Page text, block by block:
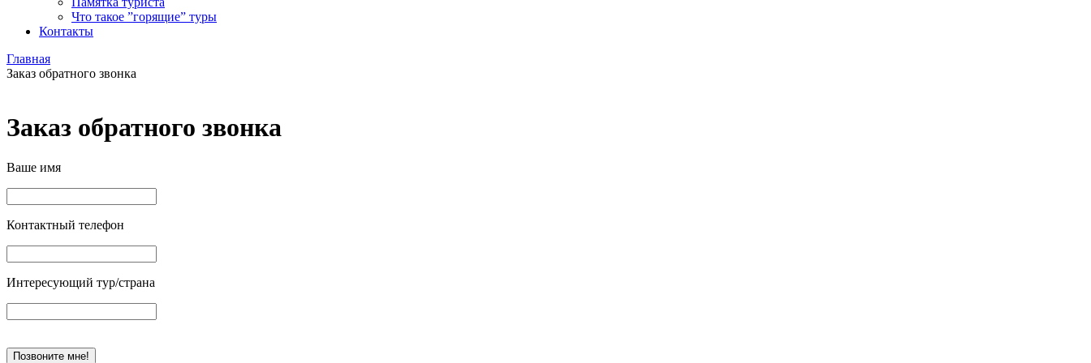
Что такое ”горящие” туры
Контакты
Главная
Заказ обратного звонка
Заказ обратного звонка
Ваше имя
Контактный телефон
Интересующий тур/страна